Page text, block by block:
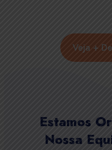
Veja +
Estamos
Nossa